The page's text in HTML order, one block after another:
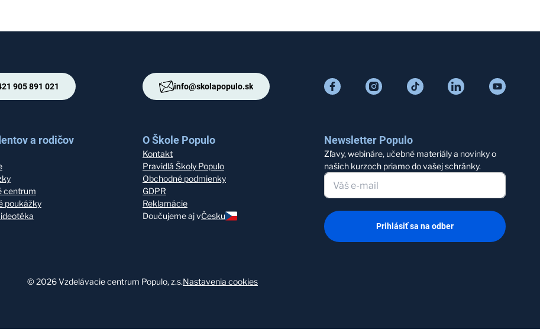
905 891 021 info@skolapopulo.sk
a rodičov
centrum
poukážky
O Škole Populo
Kontakt
Pravidlá Školy Populo
Obchodné podmienky
GDPR
Reklamácie
Doučujeme aj vČesku
Newsletter Populo
Zľavy, webináre, učebné materiály a novinky o
našich kurzoch priamo do vašej schránky.
Prihlásiť sa na odber
©2026Vzdelávacie centrum Populo, z.s.Nastavenia cookies